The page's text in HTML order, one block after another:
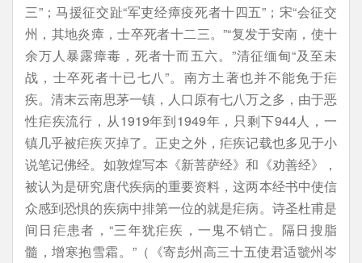
三”；马援征交趾“军吏经瘴疫死者十四五”；宋“会征交
州，其地炎瘴，士卒死者十二三。”“复发于安南，使十
余万人暴露瘴毒，死者十而五六。”清征缅甸“及至未
战，士卒死者十已七八”。南方土著也并不能免于疟
疾。清末云南思茅一镇，人口原有七八万之多，由于恶
性疟疾流行，从1919年到1949年，只剩下944人，一
镇几乎被疟疾灭掉了。正史之外，疟疾记载也多见于小
说笔记佛经。如敦煌写本《新菩萨经》和《劝善经》，
被认为是研究唐代疾病的重要资料，这两本经书中使信
众感到恐惧的疾病中排第一位的就是疟病。诗圣杜甫是
间日疟患者，“三年犹疟疾，一鬼不销亡。隔日搜脂
髓，增寒抱雪霜。”（《寄彭州高三十五使君适虢州岑